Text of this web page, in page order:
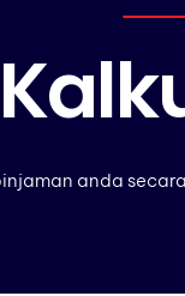
anda